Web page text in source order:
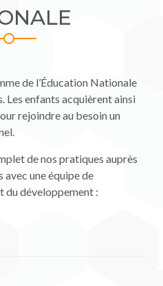
de l’Éducation Nationale
Les enfants acquièrent ainsi
rejoindre au besoin un
de nos pratiques auprès
avec une équipe de
du développement :